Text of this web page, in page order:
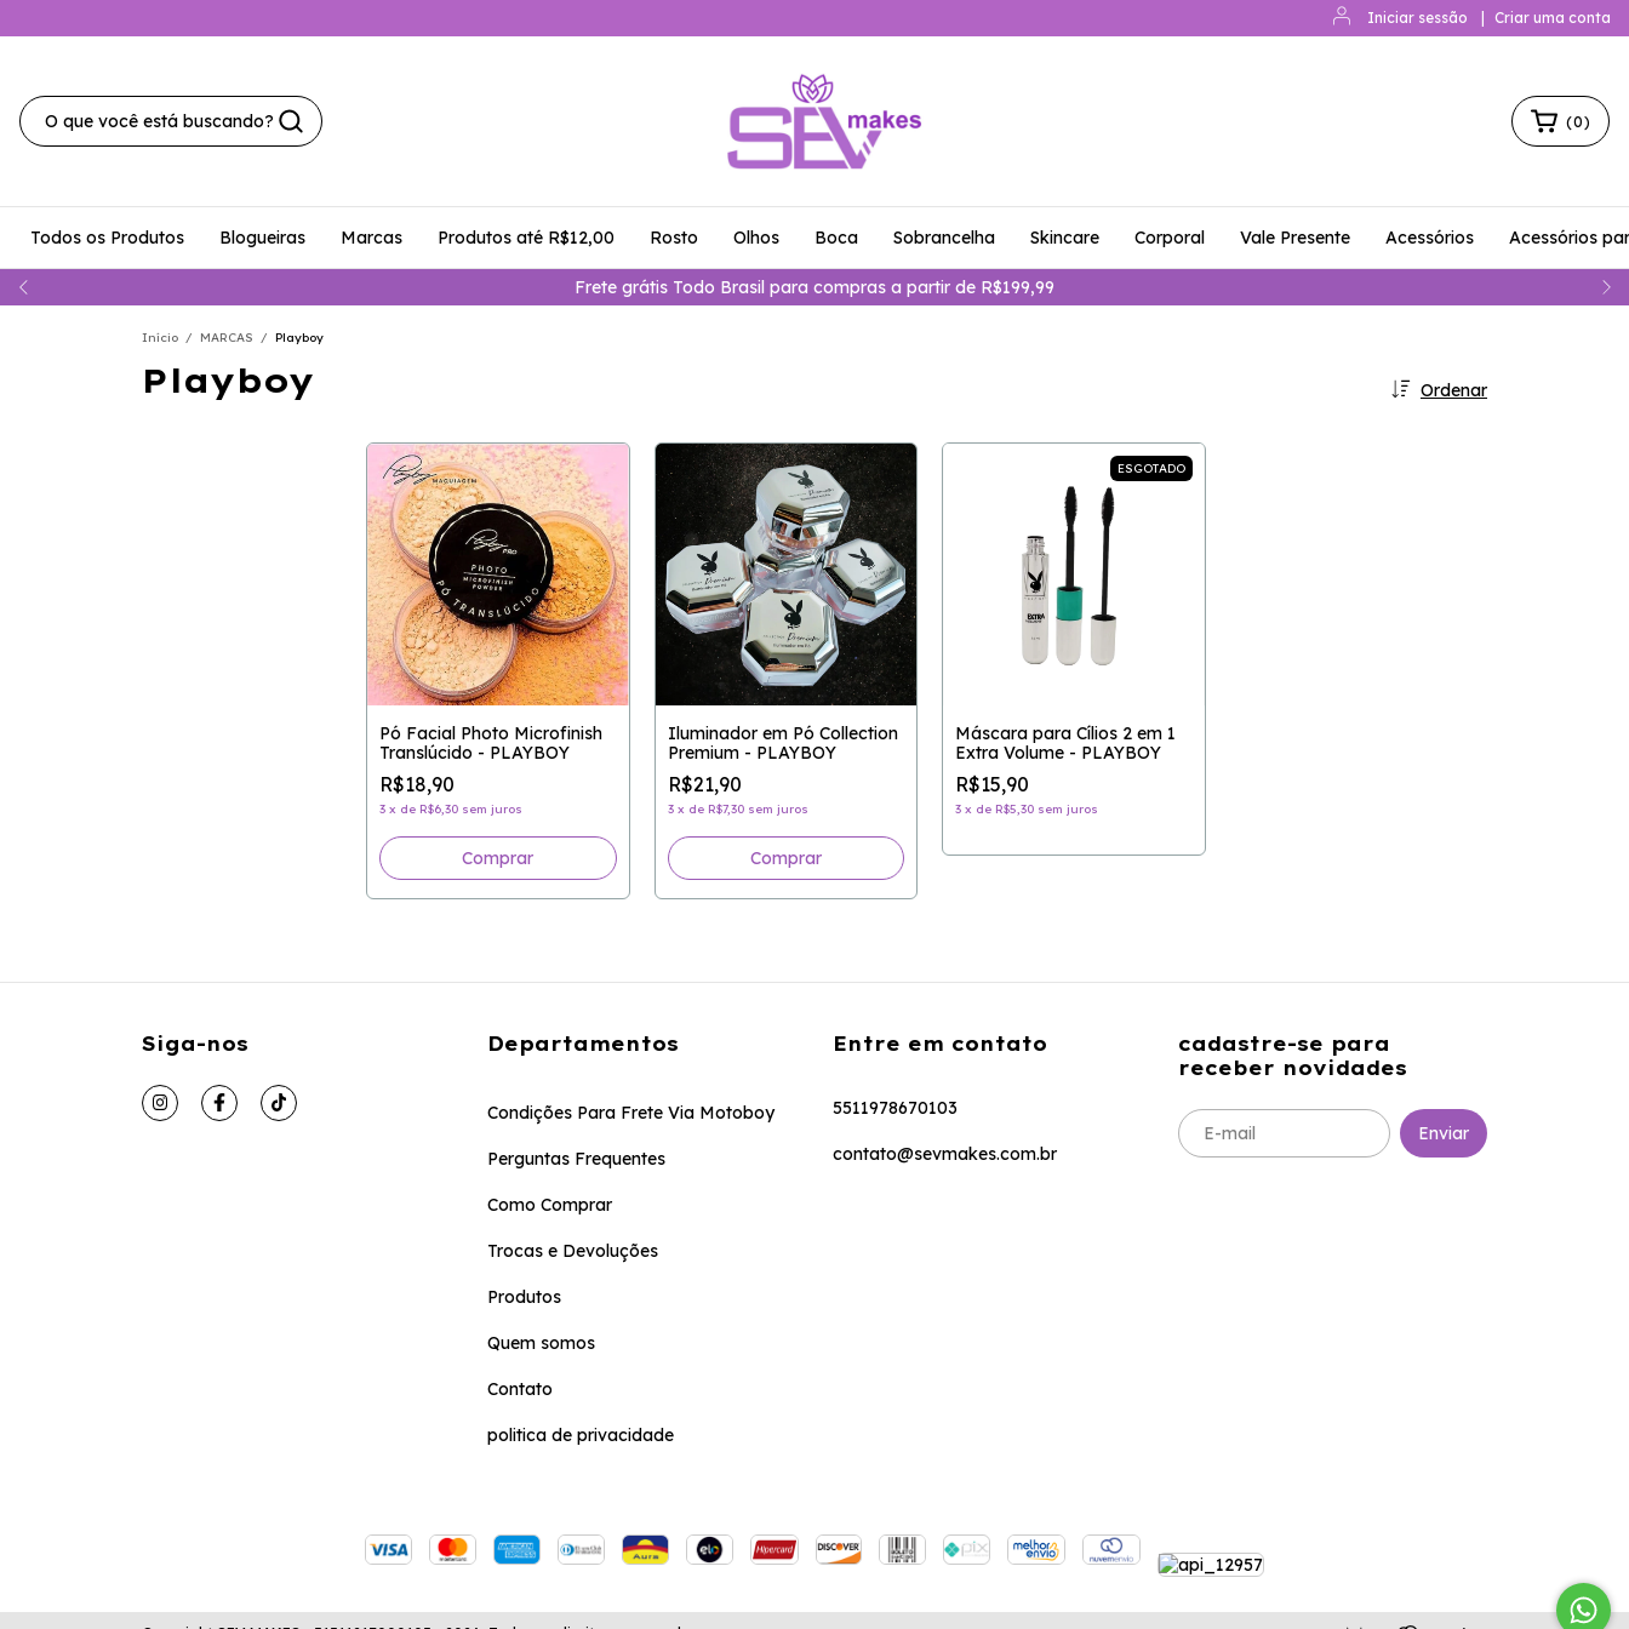
Iniciar sessão Criar uma conta
Frete grátis Todo Brasil para compras a partir de R$199,99
(0)
Todos os Produtos Blogueiras Marcas Produtos até R$12,00 Rosto Olhos Boca Sobrancelha Skincare Corporal Vale Presente Acessórios Acessórios
Início / MARCAS / Playboy
Playboy Ordenar
Pó Facial Photo Microfinish
Translúcido - PLAYBOY
R$18,90
3 x de R$6,30 sem juros
Comprar
Iluminador em Pó Collection
Premium - PLAYBOY
R$21,90
3 x de R$7,30 sem juros
Comprar
ESGOTADO
Máscara para Cílios 2 em 1
Extra Volume - PLAYBOY
R$15,90
3 x de R$5,30 sem juros
Siga-nos Departamentos
Condições Para Frete Via Motoboy
Perguntas Frequentes
Como Comprar
Trocas e Devoluções
Produtos
Quem somos
Contato
politica de privacidade
Entre em contato
5511978670103
contato@sevmakes.com.br
cadastre-se para
receber novidades